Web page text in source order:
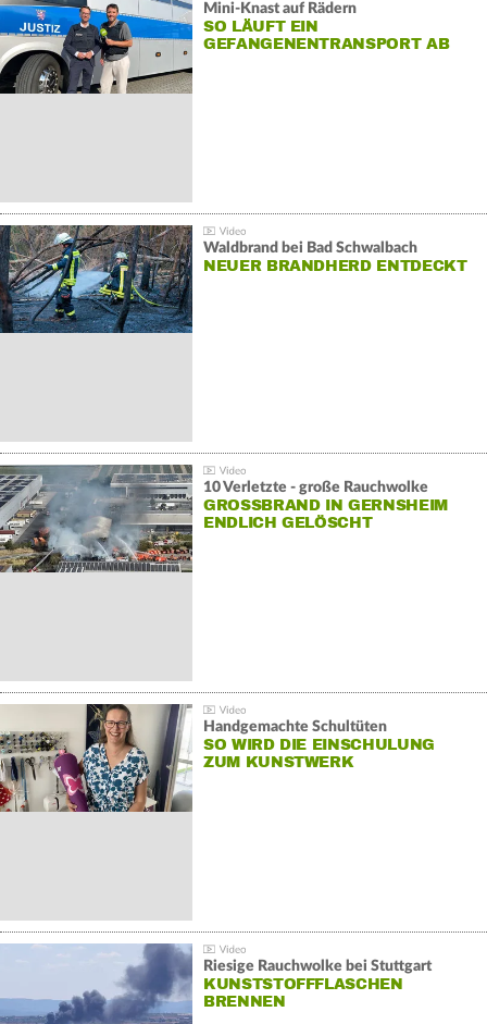
Mini-Knast auf Rädern
SO LÄUFT EIN
GEFANGENENTRANSPORT AB
Waldbrand bei Bad Schwalbach
NEUER BRANDHERD ENTDECKT
10 Verletzte - große Rauchwolke
GROSSBRAND IN GERNSHEIM E
NDLICH GELÖSCHT
Handgemachte Schultüten
SO WIRD DIE EINSCHULUNG
ZUM KUNSTWERK
Riesige Rauchwolke bei Stuttgart
KUNSTSTOFFFLASCHEN
BRENNEN